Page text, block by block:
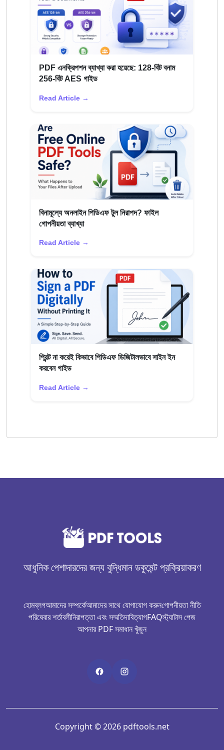
PDF এনক্রিপশন ব্যাখ্যা করা হয়েছে: 128-বিট বনাম
256-বিট AES গাইড
Read Article →
বিনামূল্যে অনলাইন পিডিএফ টুল নিরাপদ? ফাইল
গোপনীয়তা ব্যাখ্যা
Read Article →
প্রিন্ট না করেই কিভাবে পিডিএফ ডিজিটালভাবে সাইন ইন
করবেন গাইড
Read Article →
আধুনিক পেশাদারদের জন্য বুদ্ধিমান ডকুমেন্ট প্রক্রিয়াকরণ
হোমব্লগআমাদের সম্পর্কেআমাদের সাথে যোগাযোগ করুনগোপনীয়তা নীতি
পরিষেবার শর্তাবলীনিরাপত্তা এবং সম্মতিদাবিত্যাগFAQস্ট্যাটাস পেজ
আপনার PDF সমাধান খুঁজুন
Copyright © 2026 pdftools.net